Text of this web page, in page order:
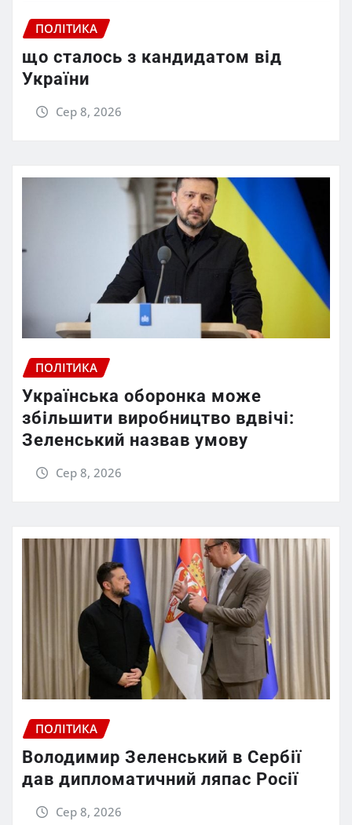
ПОЛІТИКА
що сталось з кандидатом від
України
Сер 8, 2026
ПОЛІТИКА
Українська оборонка може
збільшити виробництво вдвічі:
Зеленський назвав умову
Сер 8, 2026
ПОЛІТИКА
Володимир Зеленський в Сербії
дав дипломатичний ляпас Росії
Сер 8, 2026